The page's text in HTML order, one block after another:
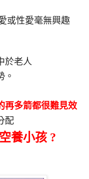
或性愛毫無興趣
於老人
。
再多箭都很難見效
配
養小孩 ?